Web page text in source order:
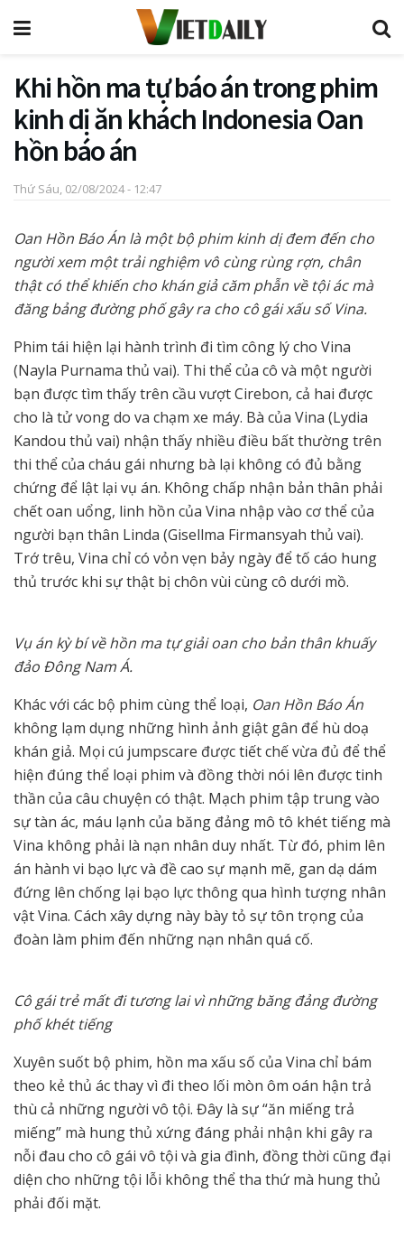
Khi hồn ma tự báo án trong phim
kinh dị ăn khách Indonesia Oan
hồn báo án
Thứ Sáu, 02/08/2024 - 12:47
Oan Hồn Báo Án là một bộ phim kinh dị đem đến cho
người xem một trải nghiệm vô cùng rùng rợn, chân
thật có thể khiến cho khán giả căm phẫn về tội ác mà
đăng bảng đường phố gây ra cho cô gái xấu số Vina.
Phim tái hiện lại hành trình đi tìm công lý cho Vina
(Nayla Purnama thủ vai). Thi thể của cô và một người
bạn được tìm thấy trên cầu vượt Cirebon, cả hai được
cho là tử vong do va chạm xe máy. Bà của Vina (Lydia
Kandou thủ vai) nhận thấy nhiều điều bất thường trên
thi thể của cháu gái nhưng bà lại không có đủ bằng
chứng để lật lại vụ án. Không chấp nhận bản thân phải
chết oan uổng, linh hồn của Vina nhập vào cơ thể của
người bạn thân Linda (Gisellma Firmansyah thủ vai).
Trớ trêu, Vina chỉ có vỏn vẹn bảy ngày để tố cáo hung
thủ trước khi sự thật bị chôn vùi cùng cô dưới mồ.
Vụ án kỳ bí về hồn ma tự giải oan cho bản thân khuấy
đảo Đông Nam Á.
Khác với các bộ phim cùng thể loại, Oan Hồn Báo Án
không lạm dụng những hình ảnh giật gân để hù doạ
khán giả. Mọi cú jumpscare được tiết chế vừa đủ để thể
hiện đúng thể loại phim và đồng thời nói lên được tinh
thần của câu chuyện có thật. Mạch phim tập trung vào
sự tàn ác, máu lạnh của băng đảng mô tô khét tiếng mà
Vina không phải là nạn nhân duy nhất. Từ đó, phim lên
án hành vi bạo lực và đề cao sự mạnh mẽ, gan dạ dám
đứng lên chống lại bạo lực thông qua hình tượng nhân
vật Vina. Cách xây dựng này bày tỏ sự tôn trọng của
đoàn làm phim đến những nạn nhân quá cố.
Cô gái trẻ mất đi tương lai vì những băng đảng đường
phố khét tiếng
Xuyên suốt bộ phim, hồn ma xấu số của Vina chỉ bám
theo kẻ thủ ác thay vì đi theo lối mòn ôm oán hận trả
thù cả những người vô tội. Đây là sự “ăn miếng trả
miếng” mà hung thủ xứng đáng phải nhận khi gây ra
nỗi đau cho cô gái vô tội và gia đình, đồng thời cũng đại
diện cho những tội lỗi không thể tha thứ mà hung thủ
phải đối mặt.